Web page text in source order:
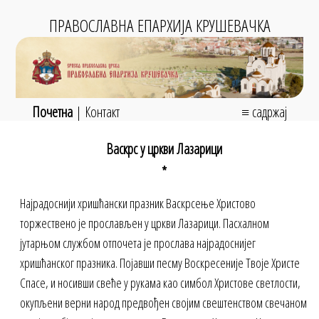
ПРАВОСЛАВНА ЕПАРХИЈА КРУШЕВАЧКА
Почетна| Контакт
≡ садржај
Васкрс у цркви Лазарици
*
Најрадоснији хришћански празник Васкрсење Христово
торжествено је прослављен у цркви Лазарици. Пасхалном
јутарњом службом отпочета је прослава најрадоснијег
хришћанског празника. Појавши песму Воскресеније Твоје Христе
Спасе, и носивши свеће у рукама као симбол Христове светлости,
окупљени верни народ предвођен својим свештенством свечаном